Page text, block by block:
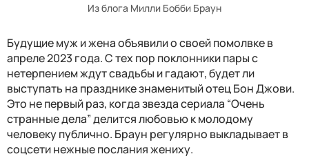
Из блога Милли Бобби Браун
Будущие муж и жена объявили о своей помолвке в
апреле 2023 года. С тех пор поклонники пары с
нетерпением ждут свадьбы и гадают, будет ли
выступать на празднике знаменитый отец Бон Джови.
Это не первый раз, когда звезда сериала “Очень
странные дела” делится любовью к молодому
человеку публично. Браун регулярно выкладывает в
соцсети нежные послания жениху.